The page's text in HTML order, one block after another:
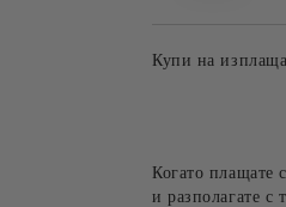
Купи на
Когато плащате
и разполагате с